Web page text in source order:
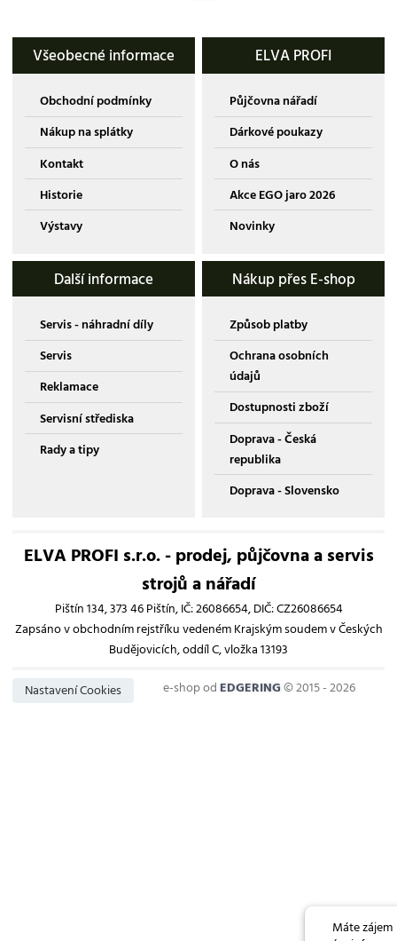
Všeobecné informace
Obchodní podmínky
Nákup na splátky
Kontakt
Historie
Výstavy
ELVA PROFI
Půjčovna nářadí
Dárkové poukazy
O nás
Akce EGO jaro 2026
Novinky
Další informace
Servis - náhradní díly
Servis
Reklamace
Servisní střediska
Rady a tipy
Nákup přes E-shop
Způsob platby
Ochrana osobních
údajů
Dostupnosti zboží
Doprava - Česká
republika
Doprava - Slovensko
ELVA PROFI s.r.o. - prodej, půjčovna a servis
strojů a nářadí
Pištín 134, 373 46 Pištín, IČ: 26086654, DIČ: CZ26086654
Zapsáno v obchodním rejstříku vedeném Krajským soudem v Českých
Budějovicích, oddíl C, vložka 13193
Nastavení Cookies e-shop odEDGERING© 2015 - 2026
Máte zájem